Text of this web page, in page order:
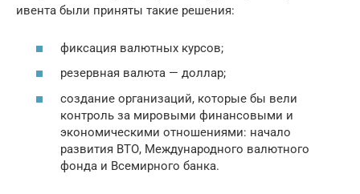
ивента были приняты такие решения:
фиксация валютных курсов;
резервная валюта — доллар;
создание организаций, которые бы вели
контроль за мировыми финансовыми и
экономическими отношениями: начало
развития ВТО, Международного валютного
фонда и Всемирного банка.